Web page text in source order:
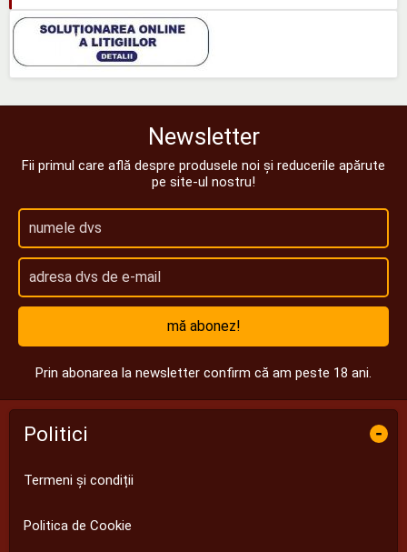
Newsletter
Fii primul care află despre produsele noi și reducerile apărute
pe site-ul nostru!
mă abonez!
Prin abonarea la newsletter confirm că am peste 18 ani.
Politici -
Termeni și condiții
Politica de Cookie